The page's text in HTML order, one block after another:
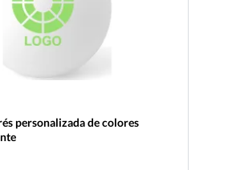
personalizada de colores